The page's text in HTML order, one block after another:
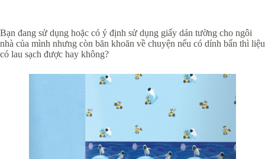
Bạn đang sử dụng hoặc có ý định sử dụng giấy dán tường cho ngôi
nhà của mình nhưng còn băn khoăn về chuyện nếu có dính bẩn thì liệu
có lau sạch được hay không?